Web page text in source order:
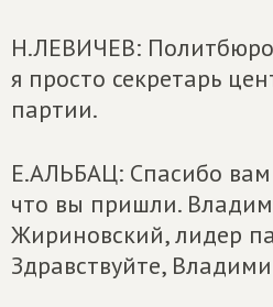
Н.ЛЕВИЧЕВ: Политбюро
я просто секретарь
партии.
Е.АЛЬБАЦ: Спасибо
что вы пришли.
Жириновский, лидер
Здравствуйте,